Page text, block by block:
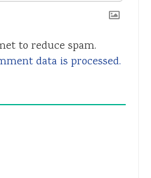
to reduce spam.
data is processed.